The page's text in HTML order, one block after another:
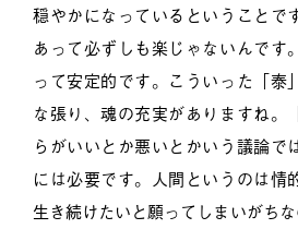
穏やかになっているということで
あって必ずしも楽じゃないんです
って安定的です。こういった「泰
な張り、魂の充実がありますね。
らがいいとか悪いとかいう議論で
には必要です。人間というのは情
生き続けたいと願ってしまいがち